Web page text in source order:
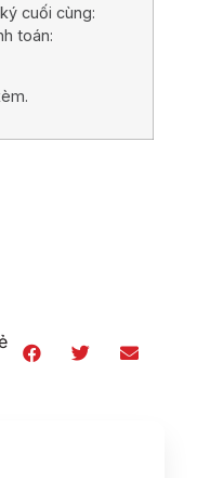
cuối cùng:
toán: